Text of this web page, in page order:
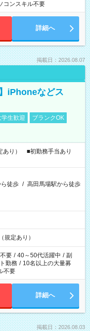
コンスキル不要
詳細へ
掲載日：2026.08.07
iPhoneなどス
学生歓迎
ブランクOK
あり） ■初勤務手当あり
徒歩 / 高田馬場駅から徒歩
定あり）
要 / 40～50代活躍中 / 副
勤務 / 10名以上の大量募
不要
詳細へ
掲載日：2026.08.03